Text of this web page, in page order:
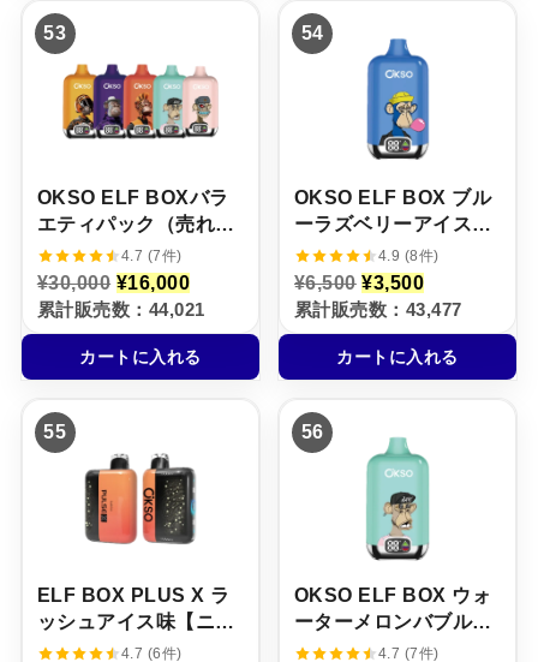
0
で
し
た
0
0
で
す
0
。
5
0
す
。
53
OKSO ELF BOXバラ
エティパック（売れ筋
TOP5 / 5本セット）
4.7 (7件)
¥30,000 元
の
価
格
は
¥
0
0
た
¥16,000現
在
の
価
格
は
0
0
0
で
す
累計販売数：44,021
カートに入れる
54
OKSO ELF BOX ブル
ーラズベリーアイス味
【ニコパフ】5%
4.9 (8件)
¥6,500 元
の
価
格
は
¥
0
0
。
¥3,500現
在
の
価
格
は
5
。
累計販売数：43,477
カートに入れる
55
ELF BOX PLUS X ラ
ッシュアイス味【ニコ
パフ】5%4.7 (6件)
56
OKSO ELF BOX ウォ
ーターメロンバブルガ
ム味【ニコパフ】5%
4.7 (7件)